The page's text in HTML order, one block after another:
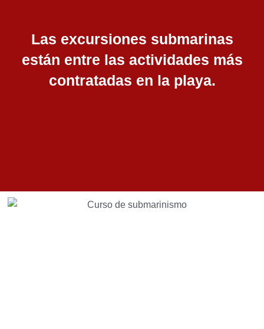
Las excursiones submarinas
están entre las actividades más
contratadas en la playa.